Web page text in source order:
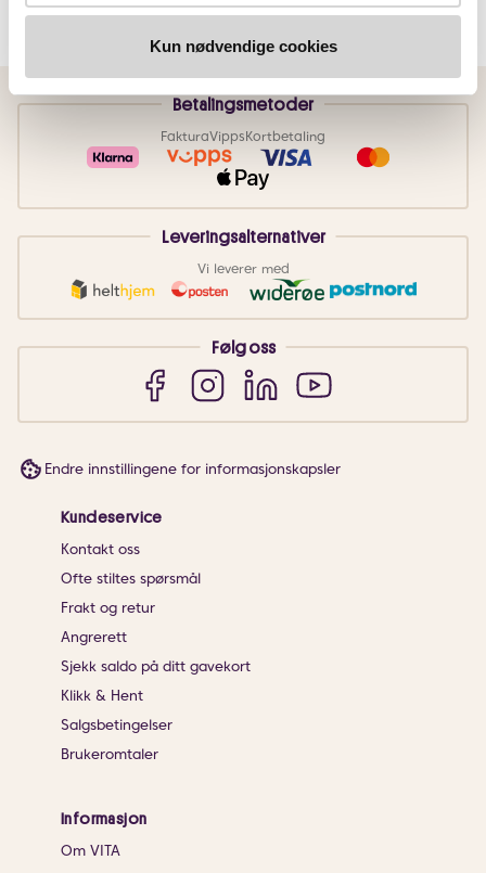
Kun nødvendige cookies
Betalingsmetoder
FakturaVippsKortbetaling
Leveringsalternativer
Vi leverer med
Følg oss
Endre innstillingene for informasjonskapsler
Kundeservice
Kontakt oss
Ofte stiltes spørsmål
Frakt og retur
Angrerett
Sjekk saldo på ditt gavekort
Klikk & Hent
Salgsbetingelser
Brukeromtaler
Informasjon
Om VITA